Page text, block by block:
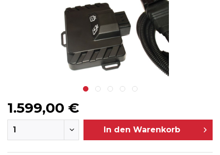
1.599,00 €
In den Warenkorb